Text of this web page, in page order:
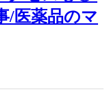
/医薬品のマ